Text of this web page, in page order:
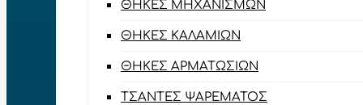
ΘΉΚΕΣ ΜΗΧΑΝΙΣΜΏΝ
ΘΉΚΕΣ ΚΑΛΑΜΙΏΝ
ΘΉΚΕΣ ΑΡΜΑΤΩΣΙΏΝ
ΤΣΆΝΤΕΣ ΨΑΡΈΜΑΤΟΣ